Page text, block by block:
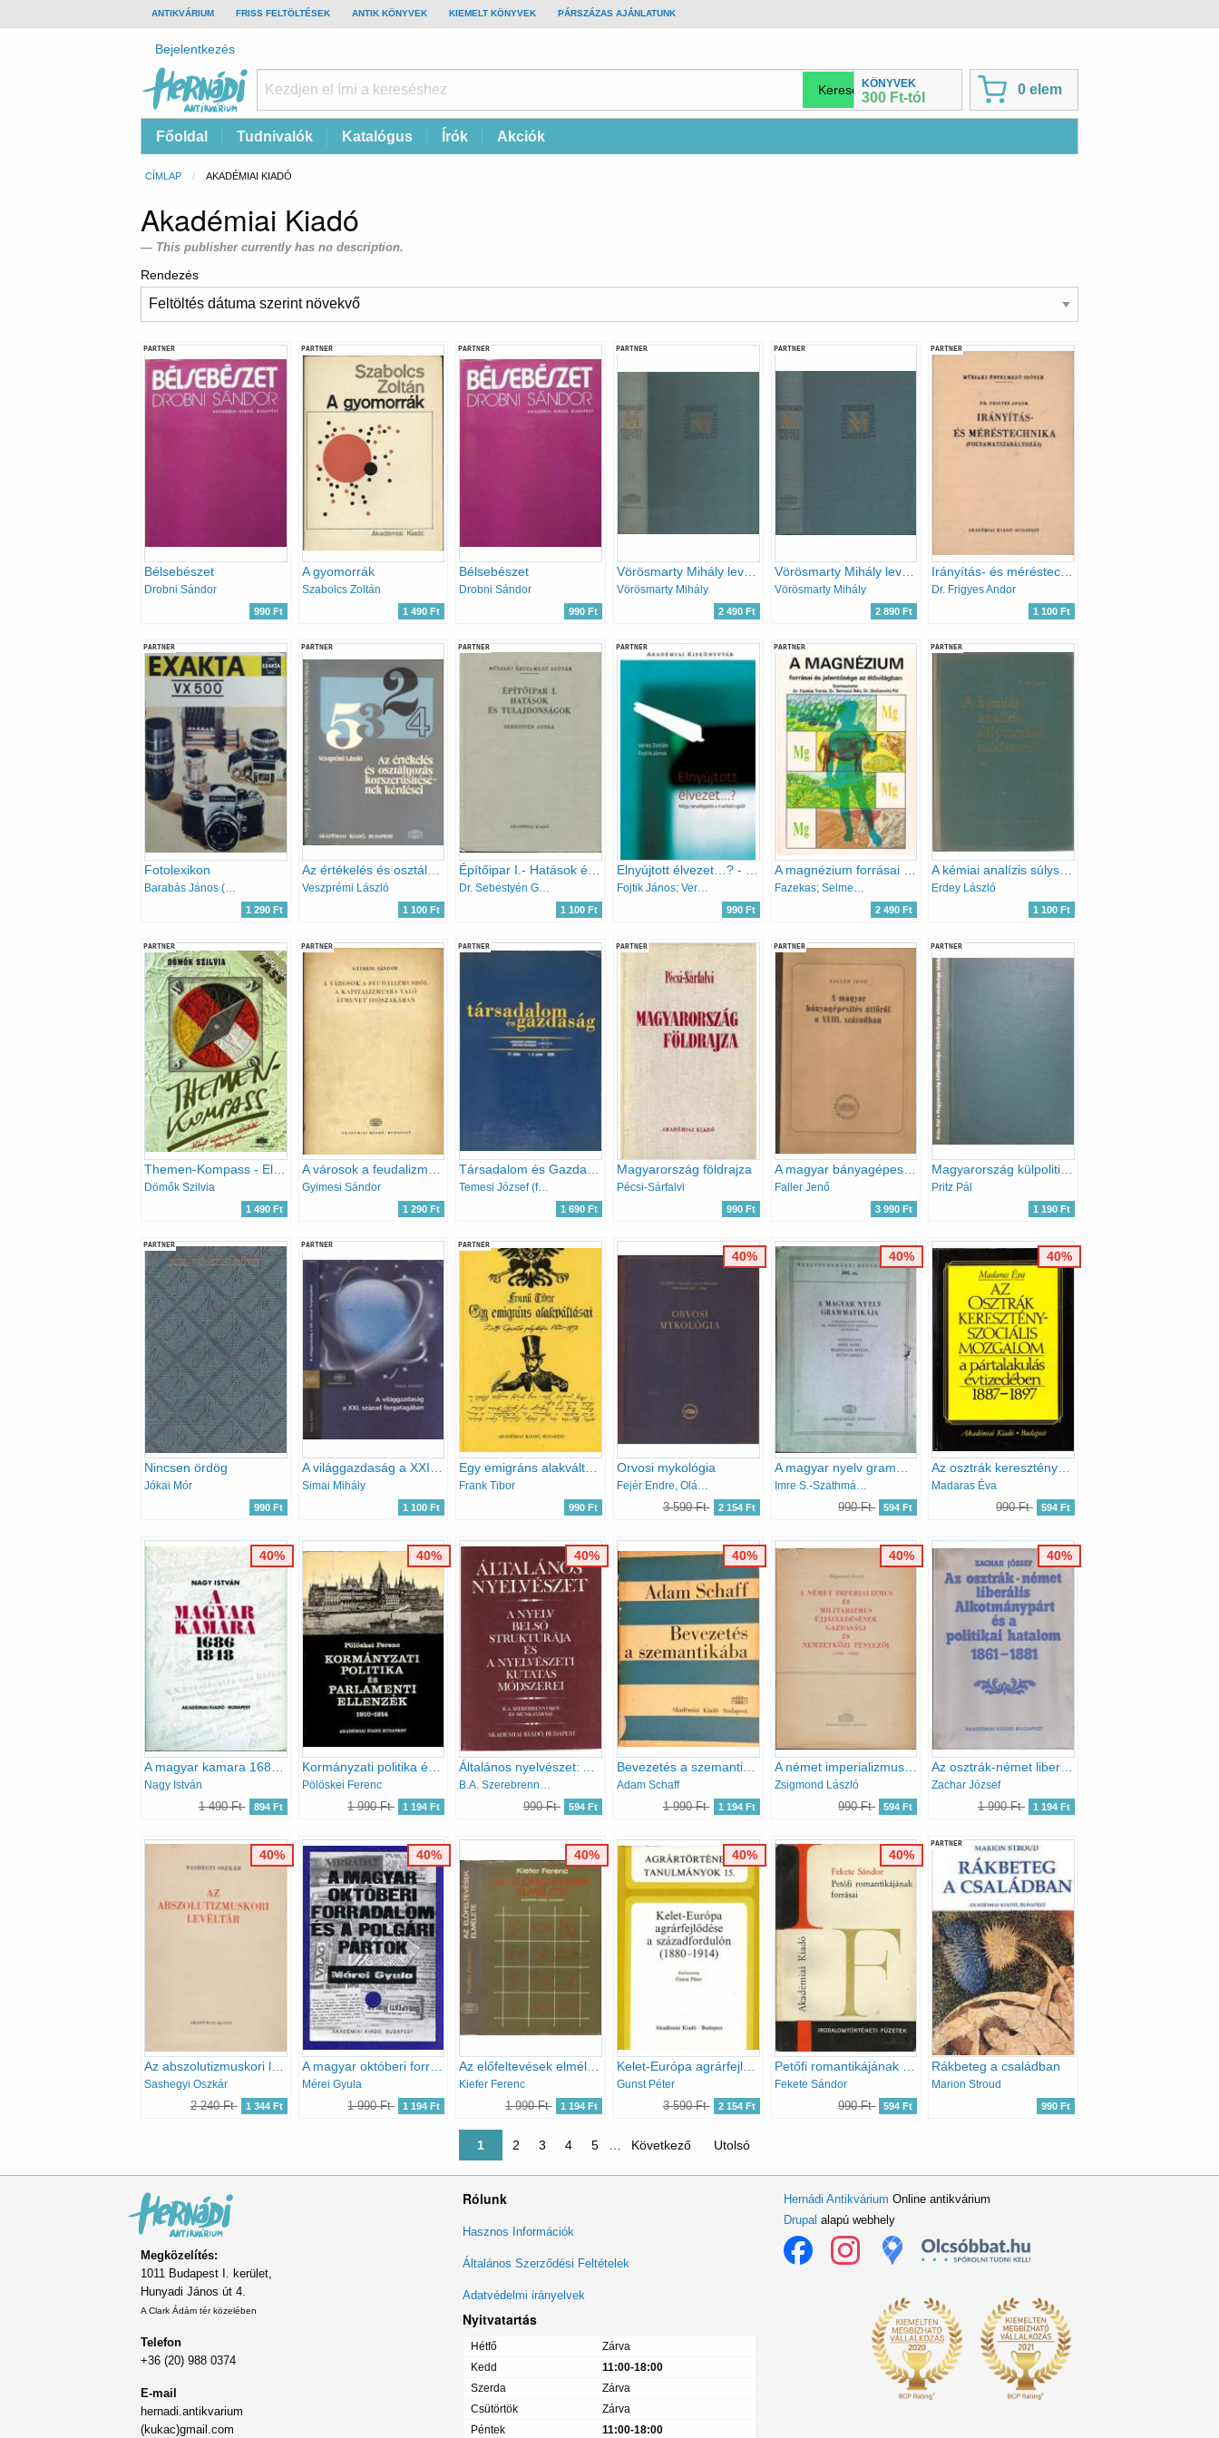
TOP
BAR
ANTIKVÁRIUM FRISS FELTÖLTÉSEK ANTIK KÖNYVEK KIEMELT KÖNYVEK PÁRSZÁZAS AJÁNLATUNK
Felhasználói
fiók
menüje
Bejelentkezés
Antikvárium
Online
KÖNYVEK
300 Ft-tól
0 elem
Fő
navigáció
Főoldal Tudnivalók Katalógus Írók Akciók
Morzsa
CÍMLAP CURRENT:
AKADÉMIAI KIADÓ
Akadémiai Kiadó
This publisher currently has no description.
Rendezés
PARTNER
Bélsebészet
Drobni Sándor
990 Ft
PARTNER
A gyomorrák
Szabolcs Zoltán
1 490 Ft
PARTNER
Bélsebészet
Drobni Sándor
990 Ft
PARTNER
Vörösmarty Mihály levelezése (Vörösmarty M. összes művei 17.)
Vörösmarty Mihály
2 490 Ft
PARTNER
Vörösmarty Mihály levelezése (Vörösmarty M. összes művei 18.)
Vörösmarty Mihály
2 890 Ft
PARTNER
Dr. Frigyes Andor
1 100 Ft
PARTNER
Fotolexikon
Barabás János (szerk.)
1 290 Ft
PARTNER
Az értékelés és osztályozás korszerűsítésének kérdései
Veszprémi László
1 100 Ft
PARTNER
Dr. Sebestyén Gyula
1 100 Ft
PARTNER
Fojtik János; Veres János
990 Ft
PARTNER
Fazekas; Selmeczi; Stefanovits
2 490 Ft
PARTNER
Erdey László
1 100 Ft
PARTNER
Dömők Szilvia
1 490 Ft
PARTNER
Gyimesi Sándor
1 290 Ft
PARTNER
Temesi József (főszerk.)
1 690 Ft
PARTNER
Magyarország földrajza
Pécsi-Sárfalvi
990 Ft
PARTNER
A magyar bányagépesítés úttörői a XVIII. században
Faller Jenő
3 990 Ft
PARTNER
Pritz Pál
1 190 Ft
PARTNER
Nincsen ördög
Jókai Mór
990 Ft
PARTNER
A világgazdaság a XXI. század forgatagában - Új trendek és stratégiák
Simai Mihály
1 100 Ft
PARTNER
Egy emigráns alakváltásai
Frank Tibor
990 Ft
Orvosi mykológia
Fejér Endre, Oláh Dániel, Szathmáry Sebestyén
3 590 Ft 2 154 Ft
40%
A magyar nyelv grammatikája
Imre S.-Szathmári I.-Szűts L.
990 Ft 594 Ft
40%
Az osztrák keresztény-szociális mozgalom a pártalakulás évtizedében 1887-1897
Madaras Éva
990 Ft 594 Ft
40%
Nagy István
1 490 Ft 894 Ft
40%
Kormányzati politika és parlamaneti ellenzék 1910-1914
Pölöskei Ferenc
1 990 Ft 1 194 Ft
40%
B.A. Szerebrennyikov
990 Ft 594 Ft
40%
Bevezetés a szemantikába
Adam Schaff
1 990 Ft 1 194 Ft
40%
A német imperializmus és militarizmus újjáéledésének gazdasági...
Zsigmond László
990 Ft 594 Ft
40%
Zachar József
1 990 Ft 1 194 Ft
40%
Sashegyi Oszkár
2 240 Ft 1 344 Ft
40%
A magyar októberi forradalom és a polgári pártok
Mérei Gyula
1 990 Ft 1 194 Ft
40%
Kiefer Ferenc
1 990 Ft 1 194 Ft
40%
Kelet-Európa agrárfejlődése a századfordulón (1880-1914)
Gunst Péter
3 590 Ft 2 154 Ft
40%
Fekete Sándor
990 Ft 594 Ft
40%
PARTNER
Rákbeteg a családban
Marion Stroud
990 Ft
Jelenlegi oldal
1 Oldal
2 Oldal
3 Oldal
4 Oldal
5 … Következő oldal
Következő Utolsó oldal
Utolsó
Megközelítés:
1011 Budapest I. kerület,
Hunyadi János út 4.
A Clark Ádám tér közelében
Telefon
+36 (20) 988 0374
E-mail
hernadi.antikvarium
(kukac)gmail.com
Rólunk
Lábléc
menü
Hasznos Információk
Általános Szerződési Feltételek
Adatvédelmi irányelvek
Nyitvatartás
Hétfő
Zárva
Kedd
11:00-18:00
Szerda
Zárva
Csütörtök
Zárva
Péntek
11:00-18:00
Hernádi Antikvárium Online antikvárium
Drupal alapú webhely